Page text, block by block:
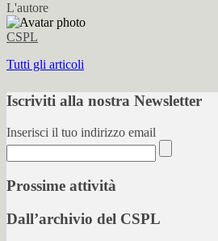
L'autore
CSPL
Tutti gli articoli
Iscriviti alla nostra Newsletter
Inserisci il tuo indirizzo email
Prossime attività
Dall’archivio del CSPL